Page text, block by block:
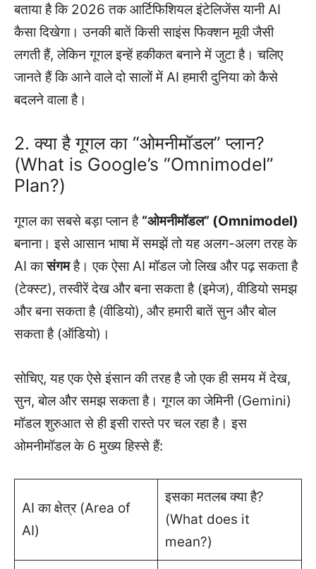
बताया है कि 2026 तक आर्टिफिशियल इंटेलिजेंस यानी AI
कैसा दिखेगा। उनकी बातें किसी साइंस फिक्शन मूवी जैसी
लगती हैं, लेकिन गूगल इन्हें हकीकत बनाने में जुटा है। चलिए
जानते हैं कि आने वाले दो सालों में AI हमारी दुनिया को कैसे
बदलने वाला है।
2. क्या है गूगल का “ओमनीमॉडल” प्लान?
(What is Google’s “Omnimodel”
Plan?)
गूगल का सबसे बड़ा प्लान है “ओमनीमॉडल” (Omnimodel)
बनाना। इसे आसान भाषा में समझें तो यह अलग-अलग तरह के
AI कासंगमहै। एक ऐसा AI मॉडल जो लिख और पढ़ सकता है
(टेक्स्ट), तस्वीरें देख और बना सकता है (इमेज), वीडियो समझ
और बना सकता है (वीडियो), और हमारी बातें सुन और बोल
सकता है (ऑडियो)।
सोचिए, यह एक ऐसे इंसान की तरह है जो एक ही समय में देख,
सुन, बोल और समझ सकता है। गूगल का जेमिनी (Gemini)
मॉडल शुरुआत से ही इसी रास्ते पर चल रहा है। इस
ओमनीमॉडल के 6 मुख्य हिस्से हैं:
AI का क्षेत्र (Area of
AI)
इसका मतलब क्या है?
(What does it
mean?)